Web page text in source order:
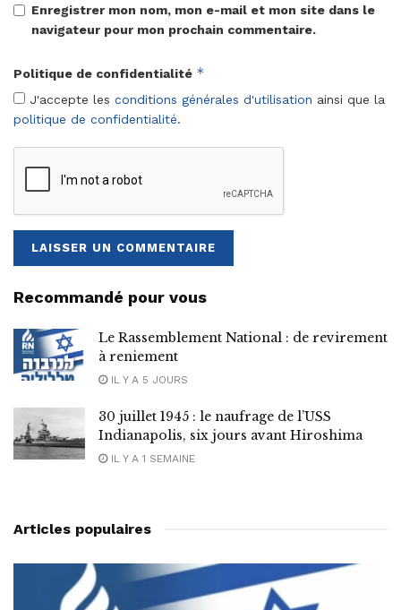
Enregistrer mon nom, mon e-mail et mon site dans le
navigateur pour mon prochain commentaire.
Politique de confidentialité *
J'accepte les conditions générales d'utilisation ainsi que la
politique de confidentialité.
Recommandé pour vous
Le Rassemblement National : de revirement
à reniement
IL Y A 5 JOURS
30 juillet 1945 : le naufrage de l’USS
Indianapolis, six jours avant Hiroshima
IL Y A 1 SEMAINE
Articles populaires